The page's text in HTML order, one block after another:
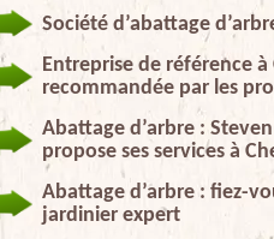
Société d’abattage
Entreprise de référence
recommandée par les
Abattage d’arbre :
propose ses services à
Abattage d’arbre : fiez-
jardinier expert